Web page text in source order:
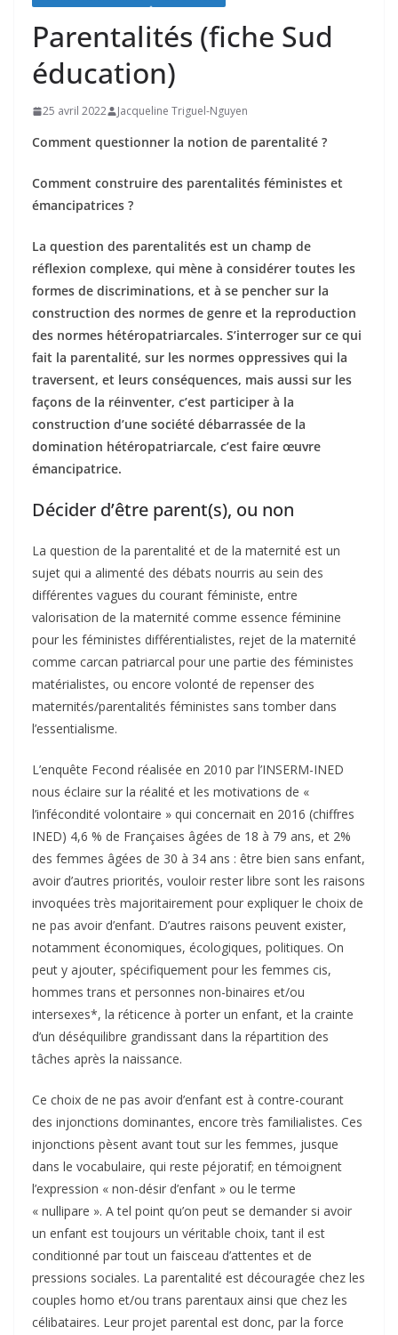
Parentalités (fiche Sud
éducation)
25 avril 2022 Jacqueline Triguel-Nguyen
Comment questionner la notion de parentalité ?
Comment construire des parentalités féministes et
émancipatrices ?
La question des parentalités est un champ de
réflexion complexe, qui mène à considérer toutes les
formes de discriminations, et à se pencher sur la
construction des normes de genre et la reproduction
des normes hétéropatriarcales. S’interroger sur ce qui
fait la parentalité, sur les normes oppressives qui la
traversent, et leurs conséquences, mais aussi sur les
façons de la réinventer, c’est participer à la
construction d’une société débarrassée de la
domination hétéropatriarcale, c’est faire œuvre
émancipatrice.
Décider d’être parent(s), ou non
La question de la parentalité et de la maternité est un
sujet qui a alimenté des débats nourris au sein des
différentes vagues du courant féministe, entre
valorisation de la maternité comme essence féminine
pour les féministes différentialistes, rejet de la maternité
comme carcan patriarcal pour une partie des féministes
matérialistes, ou encore volonté de repenser des
maternités/parentalités féministes sans tomber dans
l’essentialisme.
L’enquête Fecond réalisée en 2010 par l’INSERM-INED
nous éclaire sur la réalité et les motivations de «
l’infécondité volontaire » qui concernait en 2016 (chiffres
INED) 4,6 % de Françaises âgées de 18 à 79 ans, et 2%
des femmes âgées de 30 à 34 ans : être bien sans enfant,
avoir d’autres priorités, vouloir rester libre sont les raisons
invoquées très majoritairement pour expliquer le choix de
ne pas avoir d’enfant. D’autres raisons peuvent exister,
notamment économiques, écologiques, politiques. On
peut y ajouter, spécifiquement pour les femmes cis,
hommes trans et personnes non-binaires et/ou
intersexes*, la réticence à porter un enfant, et la crainte
d’un déséquilibre grandissant dans la répartition des
tâches après la naissance.
Ce choix de ne pas avoir d’enfant est à contre-courant
des injonctions dominantes, encore très familialistes. Ces
injonctions pèsent avant tout sur les femmes, jusque
dans le vocabulaire, qui reste péjoratif; en témoignent
l’expression « non-désir d’enfant » ou le terme
« nullipare ». A tel point qu’on peut se demander si avoir
un enfant est toujours un véritable choix, tant il est
conditionné par tout un faisceau d’attentes et de
pressions sociales. La parentalité est découragée chez les
couples homo et/ou trans parentaux ainsi que chez les
célibataires. Leur projet parental est donc, par la force